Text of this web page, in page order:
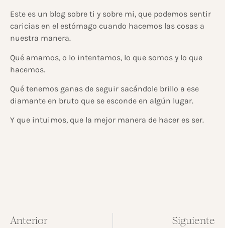
Este es un blog sobre ti y sobre mi, que podemos sentir
caricias en el estómago cuando hacemos las cosas a
nuestra manera.
Qué amamos, o lo intentamos, lo que somos y lo que
hacemos.
Qué tenemos ganas de seguir sacándole brillo a ese
diamante en bruto que se esconde en algún lugar.
Y que intuimos, que la mejor manera de hacer es ser.
Anterior Siguiente